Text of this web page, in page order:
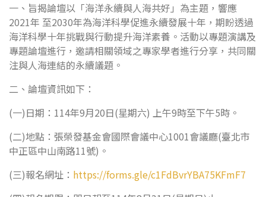
一、旨揭論壇以「海洋永續與人海共好」為主題，響應
2021年 至2030年為海洋科學促進永續發展十年，期盼透過
海洋科學十年挑戰與行動提升海洋素養。活動以專題演講及
專題論壇進行，邀請相關領域之專家學者進行分享，共同關
注與人海連結的永續議題。
二、論壇資訊如下：
(一)日期：114年9月20日(星期六) 上午9時至下午5時。
(二)地點：張榮發基金會國際會議中心1001會議廳(臺北市
中正區中山南路11號)。
(三)報名網址： https://forms.gle/c1FdBvrYBA75KFmF7